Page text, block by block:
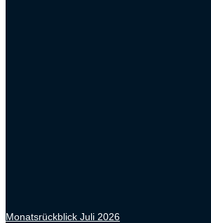
Monatsrückblick Juli 2026